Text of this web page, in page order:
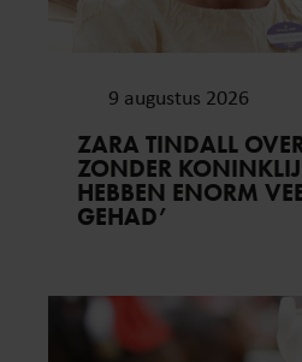
9 augustus 2026
ZARA TINDALL
ZONDER
HEBBEN ENORM
GEHAD’